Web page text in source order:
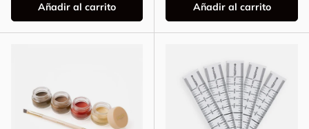
Añadir al carrito Añadir al carrito